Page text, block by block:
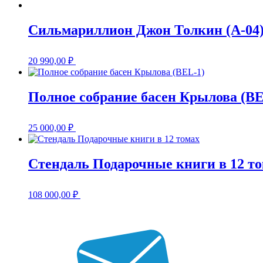
Сильмариллион Джон Толкин (A-04)
20 990,00 ₽
Полное собрание басен Крылова
25 000,00 ₽
Стендаль Подарочные книги в 12
108 000,00 ₽